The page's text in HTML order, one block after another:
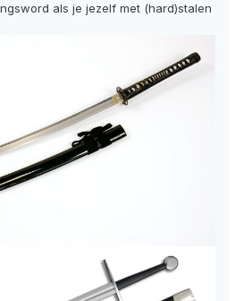
als je jezelf met (hard)stalen